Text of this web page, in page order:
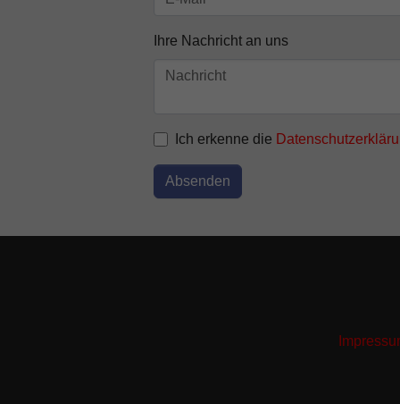
Ihre Nachricht an uns
Ich erkenne die
Absenden